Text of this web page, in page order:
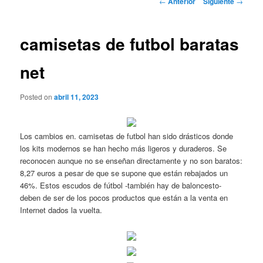
camisetas de futbol baratas
net
Posted onabril 11, 2023
Los cambios en. camisetas de futbol han sido drásticos donde
los kits modernos se han hecho más ligeros y duraderos. Se
reconocen aunque no se enseñan directamente y no son baratos:
8,27 euros a pesar de que se supone que están rebajados un
46%. Estos escudos de fútbol -también hay de baloncesto-
deben de ser de los pocos productos que están a la venta en
Internet dados la vuelta.